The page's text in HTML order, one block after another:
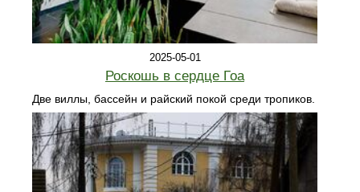
2025-05-01
Роскошь в сердце Гоа
Две виллы, бассейн и райский покой среди тропиков.